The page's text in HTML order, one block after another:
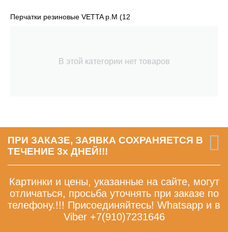
Перчатки резиновые VETTA р.М (12
В этой категории нет товаров
ПРИ ЗАКАЗЕ, ЗАЯВКА СОХРАНЯЕТСЯ В
ТЕЧЕНИЕ 3х ДНЕЙ!!!
Картинки и цены, указанные на сайте, могут
отличаться, просьба уточнять при заказе по
телефону.!!! Присоединяйтесь! Whatsapp и в
Viber +7(910)7231646